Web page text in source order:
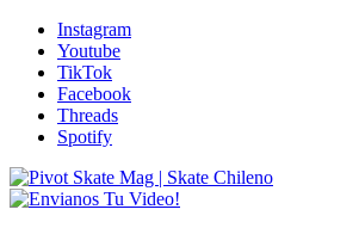
Instagram
Youtube
TikTok
Facebook
Threads
Spotify